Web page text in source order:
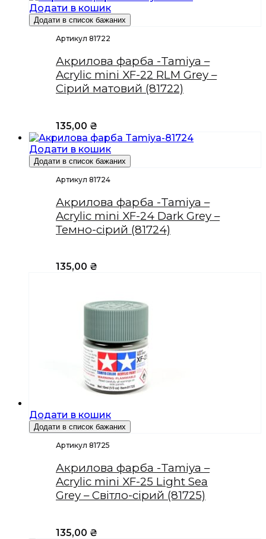
Додати в кошик
Додати в список бажаних
Артикул 81722
Акрилова фарба -Tamiya –
Acrylic mini XF-22 RLM Grey –
Сірий матовий (81722)
135,00 ₴
Додати в кошик
Додати в список бажаних
Артикул 81724
Акрилова фарба -Tamiya –
Acrylic mini XF-24 Dark Grey –
Темно-сірий (81724)
135,00 ₴
Додати в кошик
Додати в список бажаних
Артикул 81725
Акрилова фарба -Tamiya –
Acrylic mini XF-25 Light Sea
Grey – Світло-сірий (81725)
135,00 ₴